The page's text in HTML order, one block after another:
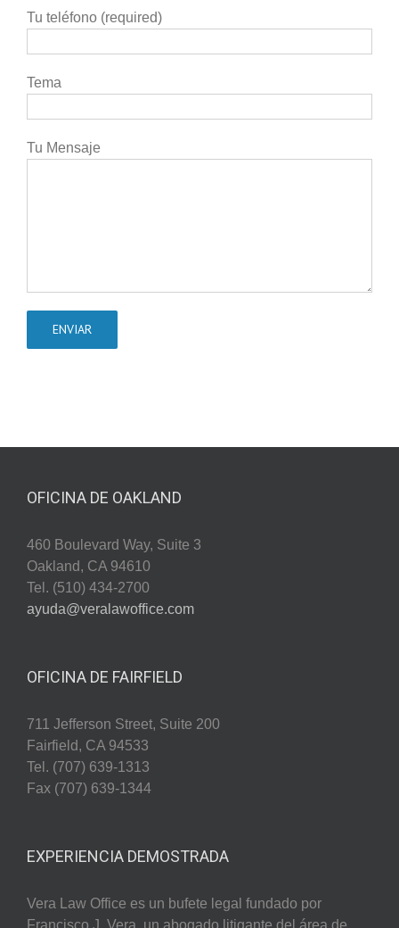
Tu teléfono (required)
Tema
Tu Mensaje
OFICINA DE OAKLAND
460 Boulevard Way, Suite 3
Oakland, CA 94610
Tel. (510) 434-2700
ayuda@veralawoffice.com
OFICINA DE FAIRFIELD
711 Jefferson Street, Suite 200
Fairfield, CA 94533
Tel. (707) 639-1313
Fax (707) 639-1344
EXPERIENCIA DEMOSTRADA
Vera Law Office es un bufete legal fundado por
Francisco J. Vera, un abogado litigante del área de